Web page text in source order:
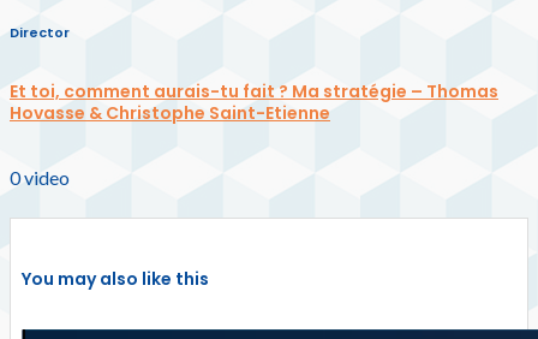
Director
Et toi, comment aurais-tu fait ? Ma stratégie – Thomas
Hovasse & Christophe Saint-Etienne
0video
You may also like this